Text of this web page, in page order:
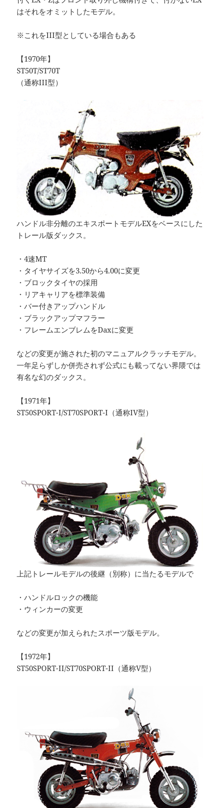
はそれをオミットしたモデル。
※これをIII型としている場合もある
【1970年】
ST50T/ST70T
（通称III型）
ハンドル非分離のエキスポートモデルEXをベースにした
トレール版ダックス。
・4速MT
・タイヤサイズを3.50から4.00に変更
・ブロックタイヤの採用
・リアキャリアを標準装備
・バー付きアップハンドル
・ブラックアップマフラー
・フレームエンブレムをDaxに変更
などの変更が施された初のマニュアルクラッチモデル。
一年足らずしか併売されず公式にも載ってない界隈では
有名な幻のダックス。
【1971年】
ST50SPORT-I/ST70SPORT-I（通称IV型）
上記トレールモデルの後継（別称）に当たるモデルで
・ハンドルロックの機能
・ウィンカーの変更
などの変更が加えられたスポーツ版モデル。
【1972年】
ST50SPORT-II/ST70SPORT-II（通称V型）